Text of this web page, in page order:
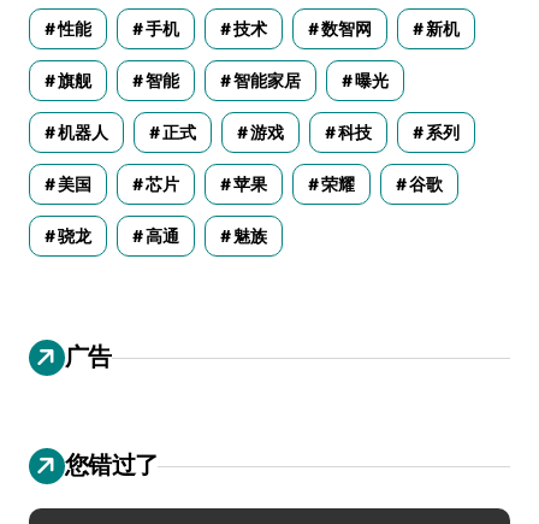
性能 手机 技术 数智网 新机
旗舰 智能 智能家居 曝光
机器人 正式 游戏 科技 系列
美国 芯片 苹果 荣耀 谷歌
骁龙 高通 魅族
广告
您错过了